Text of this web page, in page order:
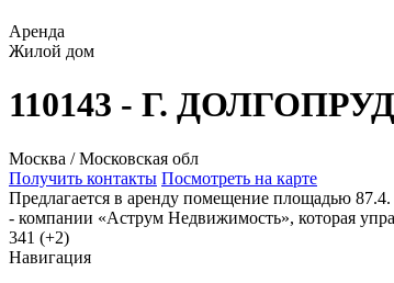
Аренда
Жилой дом
110143 - Г.
Москва / Московская обл
Получить контакты Посмотреть на карте
Предлагается в аренду помещение площадью
- компании «Аструм Недвижимость», которая
341 (+2)
Навигация